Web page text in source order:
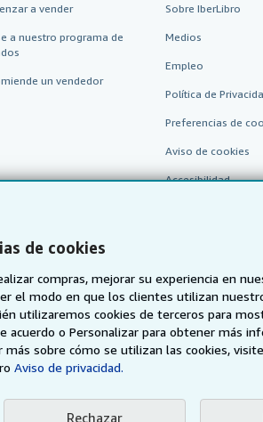
de cookies
compras, mejorar su experiencia en
el modo en que los clientes utilizan
utilizaremos cookies de terceros para
acuerdo o Personalizar para obtener más
más sobre cómo se utilizan las cookies,
Aviso de privacidad.
Rechazar
a vender
a nuestro programa de
un vendedor
Sobre IberLibro
Medios
Empleo
Política de
Preferencias de
Aviso de cookies
Accesibilidad
AbeBooks.de AbeBooks.fr